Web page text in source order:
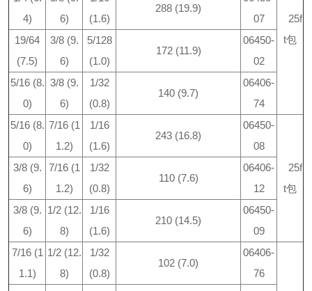
25f
t包
4)
6)
(1.6)
288 (19.9)
07
19/64
(7.5)
3/8 (9.
6)
5/128
(1.0)
172 (11.9)
06450-
02
5/16 (8.
0)
3/8 (9.
6)
1/32
(0.8)
140 (9.7)
06406-
74
5/16 (8.
0)
7/16 (1
1.2)
1/16
(1.6)
243 (16.8)
06450-
08
25f
t包
3/8 (9.
6)
7/16 (1
1.2)
1/32
(0.8)
110 (7.6)
06406-
12
3/8 (9.
6)
1/2 (12.
8)
1/16
(1.6)
210 (14.5)
06450-
09
7/16 (1
1.1)
1/2 (12.
8)
1/32
(0.8)
102 (7.0)
06406-
76